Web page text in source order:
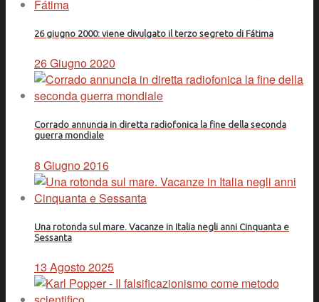
26 giugno 2000: viene divulgato il terzo segreto di Fátima
26 Giugno 2020
Corrado annuncia in diretta radiofonica la fine della seconda
guerra mondiale
8 Giugno 2016
Una rotonda sul mare. Vacanze in Italia negli anni Cinquanta e
Sessanta
13 Agosto 2025